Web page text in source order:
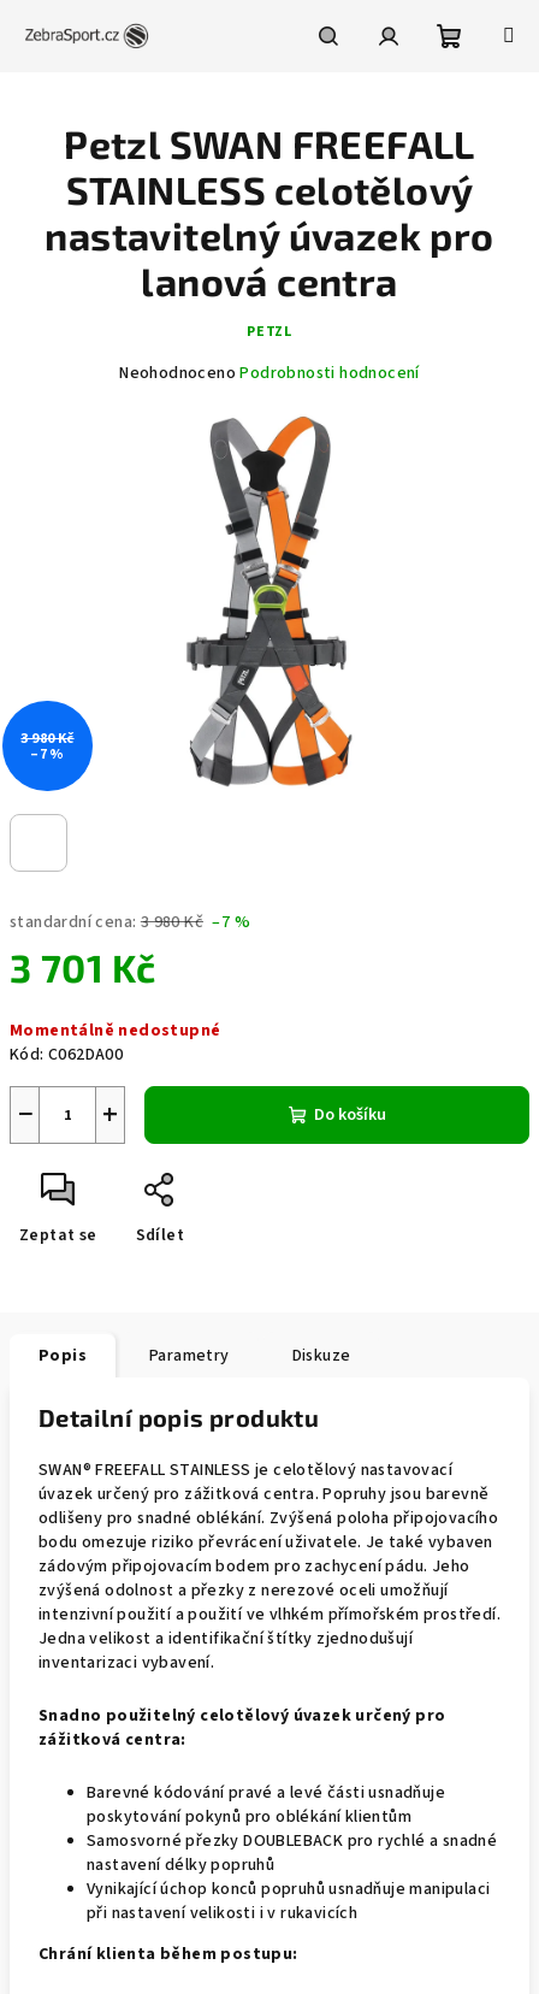
košík
standardní cena: 3 980 Kč –7 %
3 701 Kč
cena:
Momentálně nedostupné
Kód: C062DA00
+
− Do košíku
Zeptat se Sdílet
Petzl SWAN FREEFALL
STAINLESS celotělový
nastavitelný úvazek pro
lanová centra
PETZL
Průměrné
Neohodnoceno Podrobnosti hodnocení
3 980 Kč
–7 %
Popis Parametry Diskuze
Detailní popis produktu
SWAN® FREEFALL STAINLESS je celotělový nastavovací
úvazek určený pro zážitková centra. Popruhy jsou barevně
odlišeny pro snadné oblékání. Zvýšená poloha připojovacího
bodu omezuje riziko převrácení uživatele. Je také vybaven
zádovým připojovacím bodem pro zachycení pádu. Jeho
zvýšená odolnost a přezky z nerezové oceli umožňují
intenzivní použití a použití ve vlhkém přímořském prostředí.
Jedna velikost a identifikační štítky zjednodušují
inventarizaci vybavení.
Snadno použitelný celotělový úvazek určený pro
zážitková centra:
Barevné kódování pravé a levé části usnadňuje
poskytování pokynů pro oblékání klientům
Samosvorné přezky DOUBLEBACK pro rychlé a snadné
nastavení délky popruhů
Vynikající úchop konců popruhů usnadňuje manipulaci
při nastavení velikosti i v rukavicích
Chrání klienta během postupu: